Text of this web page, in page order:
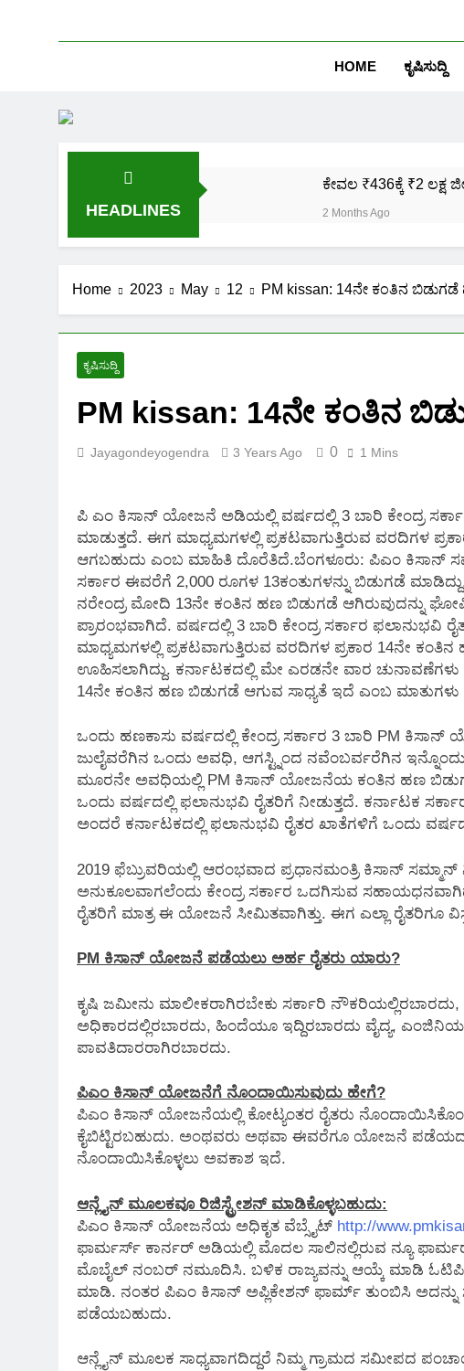
HOME ಕೃಷಿಸುದ್ದಿ
HEADLINES
ಕೇವಲ ₹436ಕ್ಕೆ ₹2
2 Months Ago
ಪಿಎಂ ಕಿಸಾನ್ ಯೋಜನೆಗೆ
ಜಾತಿ, ಆದಾಯ ಪ್ರಮಾಣ
2 Months Ago
Home 2023 May 12 PM kissan: 14ನೇ ಕಂತಿನ ಬಿಡುಗಡೆ
ಕೃಷಿಸುದ್ದಿ
PM kissan: 14ನೇ ಕಂತಿನ
Jayagondeyogendra 3 Years Ago 0 1 Mins
ಪಿ ಎಂ ಕಿಸಾನ್ ಯೋಜನೆ ಅಡಿಯಲ್ಲಿ ವರ್ಷದಲ್ಲಿ 3 ಬಾರಿ ಕೇಂದ್ರ
ಮಾಡುತ್ತದೆ. ಈಗ ಮಾಧ್ಯಮಗಳಲ್ಲಿ ಪ್ರಕಟವಾಗುತ್ತಿರುವ ವರದಿಗಳ
ಆಗಬಹುದು ಎಂಬ ಮಾಹಿತಿ ದೊರೆತಿದೆ.ಬೆಂಗಳೂರು: ಪಿಎಂ ಕಿಸಾನ್
ಸರ್ಕಾರ ಈವರೆಗೆ 2,000 ರೂಗಳ 13ಕಂತುಗಳನ್ನು ಬಿಡುಗಡೆ
ನರೇಂದ್ರ ಮೋದಿ 13ನೇ ಕಂತಿನ ಹಣ ಬಿಡುಗಡೆ ಆಗಿರುವುದನ್ನು
ಪ್ರಾರಂಭವಾಗಿದೆ. ವರ್ಷದಲ್ಲಿ 3 ಬಾರಿ ಕೇಂದ್ರ ಸರ್ಕಾರ ಫಲಾನುಭವಿ
ಮಾಧ್ಯಮಗಳಲ್ಲಿ ಪ್ರಕಟವಾಗುತ್ತಿರುವ ವರದಿಗಳ ಪ್ರಕಾರ 14ನೇ
ಊಹಿಸಲಾಗಿದ್ದು. ಕರ್ನಾಟಕದಲ್ಲಿ ಮೇ ಎರಡನೇ ವಾರ
14ನೇ ಕಂತಿನ ಹಣ ಬಿಡುಗಡೆ ಆಗುವ ಸಾಧ್ಯತೆ ಇದೆ ಎಂಬ ಮಾತುಗಳು
ಒಂದು ಹಣಕಾಸು ವರ್ಷದಲ್ಲಿ ಕೇಂದ್ರ ಸರ್ಕಾರ 3 ಬಾರಿ PM
ಜುಲೈವರೆಗಿನ ಒಂದು ಅವಧಿ, ಆಗಸ್ಟ್ನಿಂದ ನವೆಂಬರ್ವರೆಗಿನ
ಮೂರನೇ ಅವಧಿಯಲ್ಲಿ PM ಕಿಸಾನ್ ಯೋಜನೆಯ ಕಂತಿನ ಹಣ ಬಿಡುಗಡೆ
ಒಂದು ವರ್ಷದಲ್ಲಿ ಫಲಾನುಭವಿ ರೈತರಿಗೆ ನೀಡುತ್ತದೆ. ಕರ್ನಾಟಕ
ಅಂದರೆ ಕರ್ನಾಟಕದಲ್ಲಿ ಫಲಾನುಭವಿ ರೈತರ ಖಾತೆಗಳಿಗೆ ಒಂದು
2019 ಫೆಬ್ರುವರಿಯಲ್ಲಿ ಆರಂಭವಾದ ಪ್ರಧಾನಮಂತ್ರಿ ಕಿಸಾನ್
ಅನುಕೂಲವಾಗಲೆಂದು ಕೇಂದ್ರ ಸರ್ಕಾರ ಒದಗಿಸುವ
ರೈತರಿಗೆ ಮಾತ್ರ ಈ ಯೋಜನೆ ಸೀಮಿತವಾಗಿತ್ತು. ಈಗ ಎಲ್ಲಾ ರೈತರಿಗೂ
PM ಕಿಸಾನ್ ಯೋಜನೆ ಪಡೆಯಲು ಅರ್ಹ ರೈತರು ಯಾರು?
ಕೃಷಿ ಜಮೀನು ಮಾಲೀಕರಾಗಿರಬೇಕು ಸರ್ಕಾರಿ
ಅಧಿಕಾರದಲ್ಲಿರಬಾರದು, ಹಿಂದೆಯೂ ಇದ್ದಿರಬಾರದು ವೈದ್ಯ,
ಪಾವತಿದಾರರಾಗಿರಬಾರದು.
ಪಿಎಂ ಕಿಸಾನ್ ಯೋಜನೆಗೆ ನೊಂದಾಯಿಸುವುದು ಹೇಗೆ?
ಪಿಎಂ ಕಿಸಾನ್ ಯೋಜನೆಯಲ್ಲಿ ಕೋಟ್ಯಂತರ ರೈತರು
ಕೈಬಿಟ್ಟಿರಬಹುದು. ಅಂಥವರು ಅಥವಾ ಈವರೆಗೂ ಯೋಜನೆ
ನೊಂದಾಯಿಸಿಕೊಳ್ಳಲು ಅವಕಾಶ ಇದೆ.
ಆನ್ಲೈನ್ ಮೂಲಕವೂ ರಿಜಿಸ್ಟ್ರೇಶನ್ ಮಾಡಿಕೊಳ್ಳಬಹುದು:
ಪಿಎಂ ಕಿಸಾನ್ ಯೋಜನೆಯ ಅಧಿಕೃತ ವೆಬ್ಸೈಟ್ http://
ಫಾರ್ಮರ್ಸ್ ಕಾರ್ನರ್ ಅಡಿಯಲ್ಲಿ ಮೊದಲ ಸಾಲಿನಲ್ಲಿರುವ ನ್ಯೂ
ಮೊಬೈಲ್ ನಂಬರ್ ನಮೂದಿಸಿ. ಬಳಿಕ ರಾಜ್ಯವನ್ನು ಆಯ್ಕೆ ಮಾಡಿ ಓಟಿಪಿ
ಮಾಡಿ. ನಂತರ ಪಿಎಂ ಕಿಸಾನ್ ಅಪ್ಲಿಕೇಶನ್ ಫಾರ್ಮ್ ತುಂಬಿಸಿ
ಪಡೆಯಬಹುದು.
ಆನ್ಲೈನ್ ಮೂಲಕ ಸಾಧ್ಯವಾಗದಿದ್ದರೆ ನಿಮ್ಮ ಗ್ರಾಮದ ಸಮೀಪದ